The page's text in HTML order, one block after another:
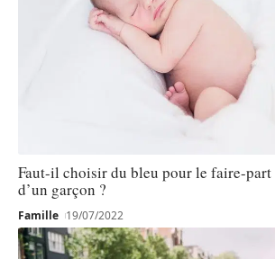
Faut-il choisir du bleu pour le faire-part
d’un garçon ?
Famille 19/07/2022